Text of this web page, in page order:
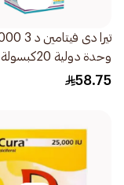
تيرا دى
وحدة دولية 20كبسولة
58.75